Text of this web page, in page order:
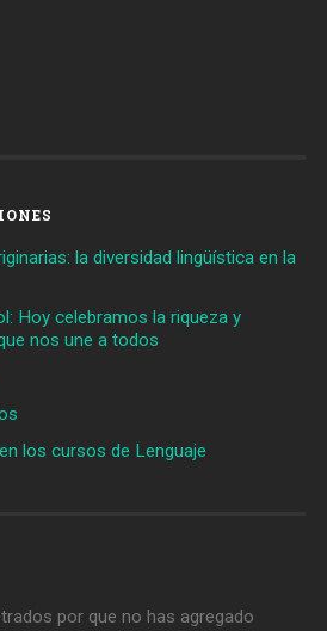
la diversidad lingüística en la
Hoy celebramos la riqueza y
nos une a todos
los cursos de Lenguaje
por que no has agregado